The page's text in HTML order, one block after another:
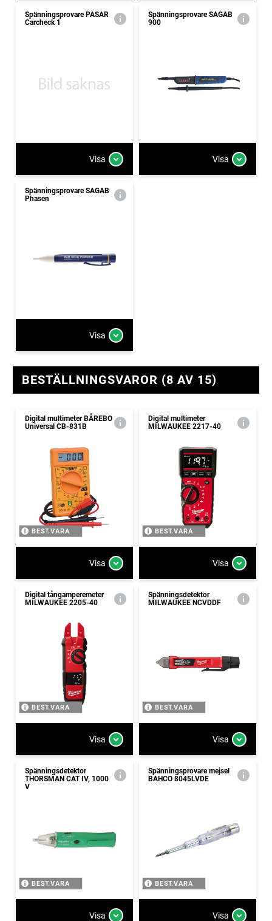
Spänningsprovare PASAR
Carcheck 1
Visa
Spänningsprovare SAGAB
900
Visa
Spänningsprovare SAGAB
Phasen
Visa
BESTÄLLNINGSVAROR (8 AV 15)
Digital multimeter BÅREBO
Universal CB-831B
BEST.VARA
Visa
Digital multimeter
MILWAUKEE 2217-40
BEST.VARA
Visa
Digital tångamperemeter
MILWAUKEE 2205-40
BEST.VARA
Visa
Spänningsdetektor
MILWAUKEE NCVDDF
BEST.VARA
Visa
Spänningsdetektor
THORSMAN CAT IV, 1000
V
BEST.VARA
Visa
Spänningsprovare mejsel
BAHCO 8045LVDE
BEST.VARA
Visa